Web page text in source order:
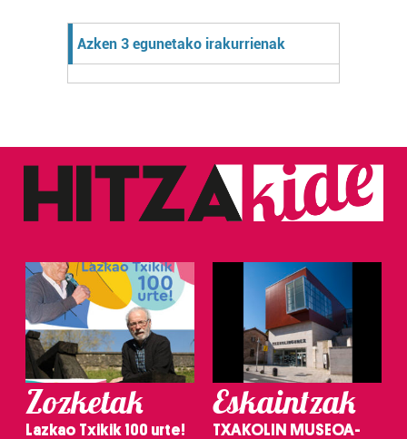
Azken 3 egunetako irakurrienak
Zozketak
Lazkao Txikik 100 urte!
Eskaintzak
TXAKOLIN MUSEOA-